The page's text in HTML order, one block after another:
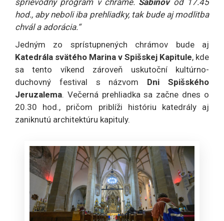
sprievodný program v chráme. Sabinovod 17.45
hod., aby neboli iba prehliadky, tak bude aj modlitba
chvál a adorácia.“
Jedným zo sprístupnených chrámov bude aj
Katedrála svätého Marina v Spišskej Kapitule, kde
sa tento víkend zároveň uskutoční kultúrno-
duchovný festival s názvom Dni Spišského
Jeruzalema. Večerná prehliadka sa začne dnes o
20.30 hod., pričom priblíži históriu katedrály aj
zaniknutú architektúru kapituly.